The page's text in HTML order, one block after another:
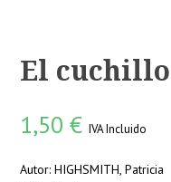
El cuchillo
1,50€ IVA Incluido
Autor: HIGHSMITH, Patricia